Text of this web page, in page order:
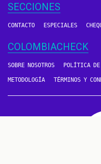
SECCIONES
CONTACTO ESPECIALES
COLOMBIACHECK
SOBRE NOSOTROS POLÍTICA DE
METODOLOGÍA TÉRMINOS Y